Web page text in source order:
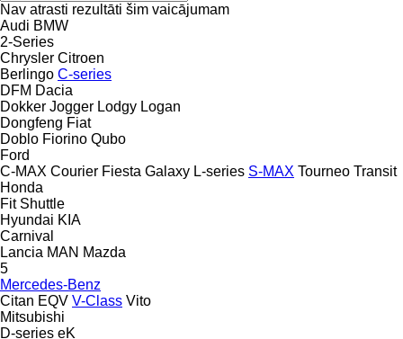
Nav atrasti rezultāti šim vaicājumam
Audi BMW
2-Series
Chrysler Citroen
Berlingo C-series
DFM Dacia
Dokker Jogger Lodgy Logan
Dongfeng Fiat
Doblo Fiorino Qubo
Ford
C-MAX Courier Fiesta Galaxy L-series S-MAX Tourneo Transit
Honda
Fit Shuttle
Hyundai KIA
Carnival
Lancia MAN Mazda
5
Mercedes-Benz
Citan EQV V-Class Vito
Mitsubishi
D-series eK